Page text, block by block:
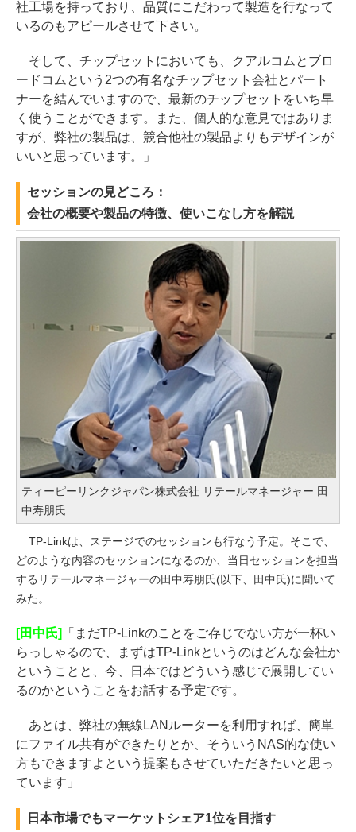
社工場を持っており、品質にこだわって製造を行なって
いるのもアピールさせて下さい。
そして、チップセットにおいても、クアルコムとブロ
ードコムという2つの有名なチップセット会社とパート
ナーを結んでいますので、最新のチップセットをいち早
く使うことができます。また、個人的な意見ではありま
すが、弊社の製品は、競合他社の製品よりもデザインが
いいと思っています。」
セッションの見どころ：
会社の概要や製品の特徴、使いこなし方を解説
ティーピーリンクジャパン株式会社 リテールマネージャー 田
中寿朋氏
TP-Linkは、ステージでのセッションも行なう予定。そこで、
どのような内容のセッションになるのか、当日セッションを担当
するリテールマネージャーの田中寿朋氏(以下、田中氏)に聞いて
みた。
[田中氏]
「まだTP-Linkのことをご存じでない方が一杯い
らっしゃるので、まずはTP-Linkというのはどんな会社か
ということと、今、日本ではどういう感じで展開してい
るのかということをお話する予定です。
あとは、弊社の無線LANルーターを利用すれば、簡単
にファイル共有ができたりとか、そういうNAS的な使い
方もできますよという提案もさせていただきたいと思っ
ています」
日本市場でもマーケットシェア1位を目指す